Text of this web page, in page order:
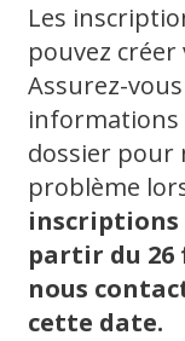
Les
pouvez créer
Assurez-
informations
dossier pour
problème
inscriptions
partir du 26
nous
cette date.